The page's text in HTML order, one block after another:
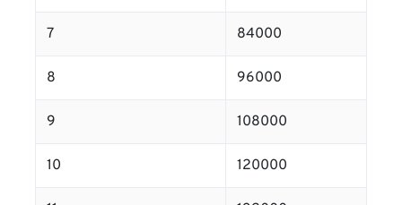
7 84000
8 96000
9 108000
10 120000